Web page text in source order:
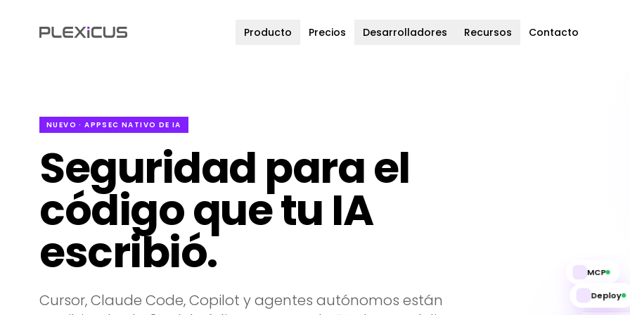
Producto Precios Desarrolladores Recursos Contacto
NUEVO · APPSEC NATIVO DE IA
Seguridad para el
código que tu IA
escribió.
Cursor, Claude Code, Copilot y agentes autónomos están
MCP
Deploy